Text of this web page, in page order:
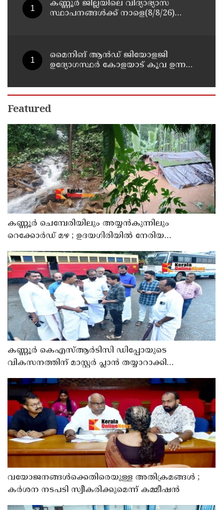
കണ്ണൂർ ജില്ലയിലെ വിദ്യാഭ്യാസ
സ്ഥാപനങ്ങള്‍ക്ക് നാളെ(8/8/26)
മൈനിങ് ആൻഡ്​ ജിയോളജി
ഉദ്യോഗസ്ഥർ കോളയാട് കൂവ ഉന്നതി
Featured
കണ്ണൂർ ചെമ്പേരിയിലും അയ്യൻകുന്നിലും
റെക്കോർഡ് മഴ ; ഉദയഗിരിയിൽ നേരിയ
കണ്ണൂർ കെഎസ്ആർടിസി ഡിപ്പോയുടെ
വികസനത്തിന് മാസ്റ്റർ പ്ലാൻ തയ്യാറാക്കി
വയോജനങ്ങൾക്കെതിരെയുള്ള അതിക്രമങ്ങൾ ;
കർശന നടപടി സ്വീകരിക്കുമെന്ന് കമ്മീഷൻ